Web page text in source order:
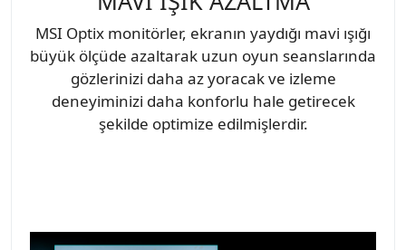
MSI Optix monitörler, ekranın yaydığı mavi ışığı
büyük ölçüde azaltarak uzun oyun seanslarında
gözlerinizi daha az yoracak ve izleme
deneyiminizi daha konforlu hale getirecek
şekilde optimize edilmişlerdir.